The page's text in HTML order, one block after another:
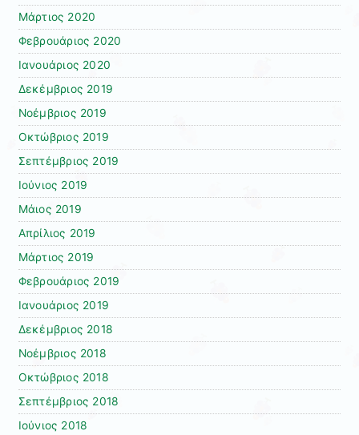
Μάρτιος 2020
Φεβρουάριος 2020
Ιανουάριος 2020
Δεκέμβριος 2019
Νοέμβριος 2019
Οκτώβριος 2019
Σεπτέμβριος 2019
Ιούνιος 2019
Μάιος 2019
Απρίλιος 2019
Μάρτιος 2019
Φεβρουάριος 2019
Ιανουάριος 2019
Δεκέμβριος 2018
Νοέμβριος 2018
Οκτώβριος 2018
Σεπτέμβριος 2018
Ιούνιος 2018